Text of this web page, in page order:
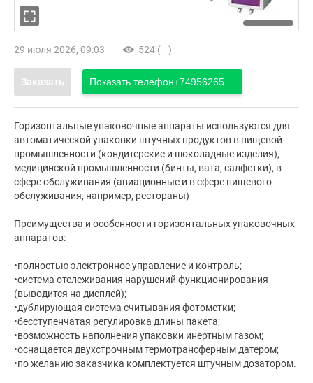
29 июля 2026, 09:03 524 (—)
Заказать Показать телефон+74956265....
Горизонтальные упаковочные аппараты используются для
автоматической упаковки штучных продуктов в пищевой
промышленности (кондитерские и шоколадные изделия),
медицинской промышленности (бинты, вата, салфетки), в
сфере обслуживания (авиационные и в сфере пищевого
обслуживания, например, рестораны)
Преимущества и особенности горизонтальных упаковочных
аппаратов:
•полностью электронное управление и контроль;
•система отслеживания нарушений функционирования
(выводится на дисплей);
•дублирующая система считывания фотометки;
•бесступенчатая регулировка длины пакета;
•возможность наполнения упаковки инертным газом;
•оснащается двухстрочным термотрансферным датером;
•по желанию заказчика комплектуется штучным дозатором.